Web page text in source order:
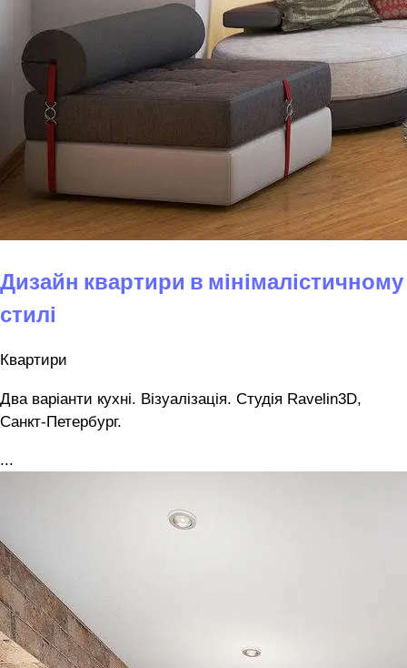
Дизайн квартири в мінімалістичному
стилі
Квартири
Два варіанти кухні. Візуалізація. Студія Ravelin3D,
Санкт-Петербург.
...